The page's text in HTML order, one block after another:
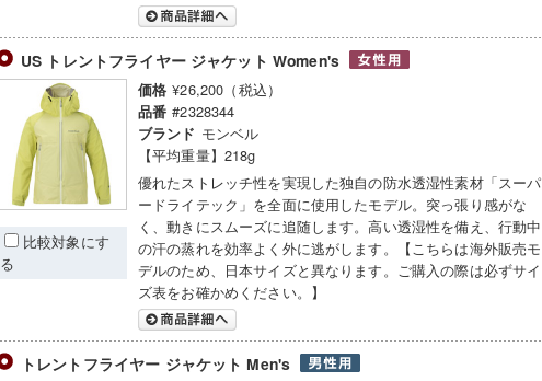
US トレントフライヤー ジャケット Women's
比較対象にす
る
価格 ¥26,200（税込）
品番 #2328344
ブランド モンベル
【平均重量】218g
優れたストレッチ性を実現した独自の防水透湿性素材「スーパ
ードライテック」を全面に使用したモデル。突っ張り感がな
く、動きにスムーズに追随します。高い透湿性を備え、行動中
の汗の蒸れを効率よく外に逃がします。【こちらは海外販売モ
デルのため、日本サイズと異なります。ご購入の際は必ずサイ
ズ表をお確かめください。】
トレントフライヤー ジャケット Men's